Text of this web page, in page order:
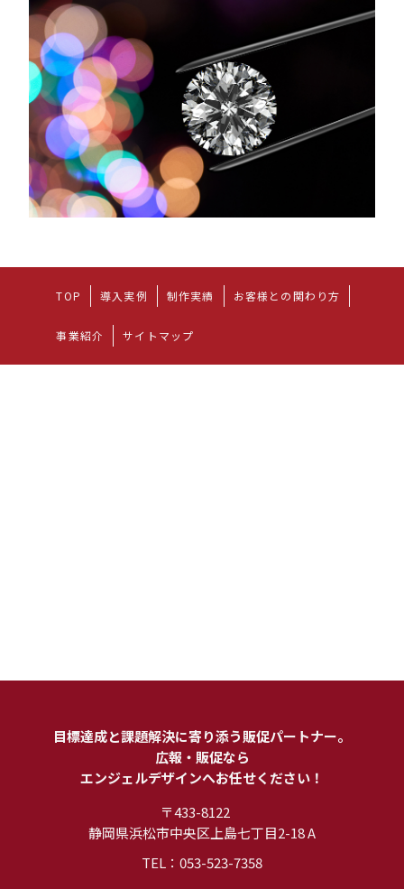
TOP 導入実例 制作実績 お客様との関わり方
事業紹介 サイトマップ
目標達成と課題解決に寄り添う販促パートナー。
広報・販促なら
エンジェルデザインへお任せください！
〒433-8122
静岡県浜松市中央区上島七丁目2-18 A
TEL：053-523-7358